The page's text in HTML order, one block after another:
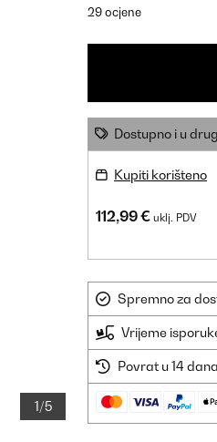
1/5
29 ocjene
Dostupno i u
Kupiti korišteno
112,99 € uklj. PDV
Spremno za
Vrijeme
Povrat u 14 dana